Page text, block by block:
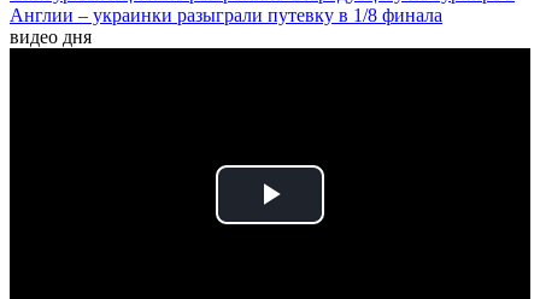
Англии – украинки разыграли путевку в 1/8 финала
видео дня
Play